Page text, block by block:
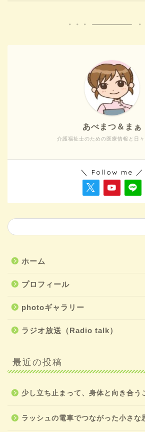
介護福祉士のための医療情報と日
あべまつ＆まぁ
＼ Follow me ／
ホーム
プロフィール
photoギャラリー
ラジオ放送（Radio talk）
最近の投稿
少し立ち止まって、身体と向き合う
ラッシュの電車でつながった小さな